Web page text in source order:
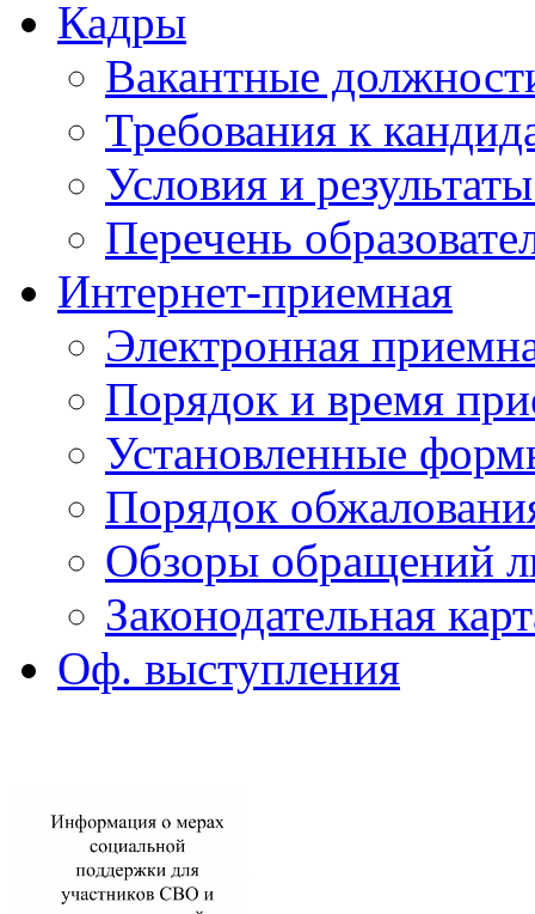
Кадры
Вакантные
Требования к
Условия и
Перечень
Интернет-приемная
Электронная
Порядок и время
Установленные
Порядок
Обзоры обращений
Законодательная
Оф. выступления